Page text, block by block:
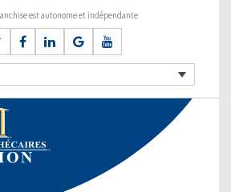
est autonome et indépendante